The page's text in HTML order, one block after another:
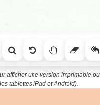
afficher une version imprimable ou
tablettes iPad et Android).